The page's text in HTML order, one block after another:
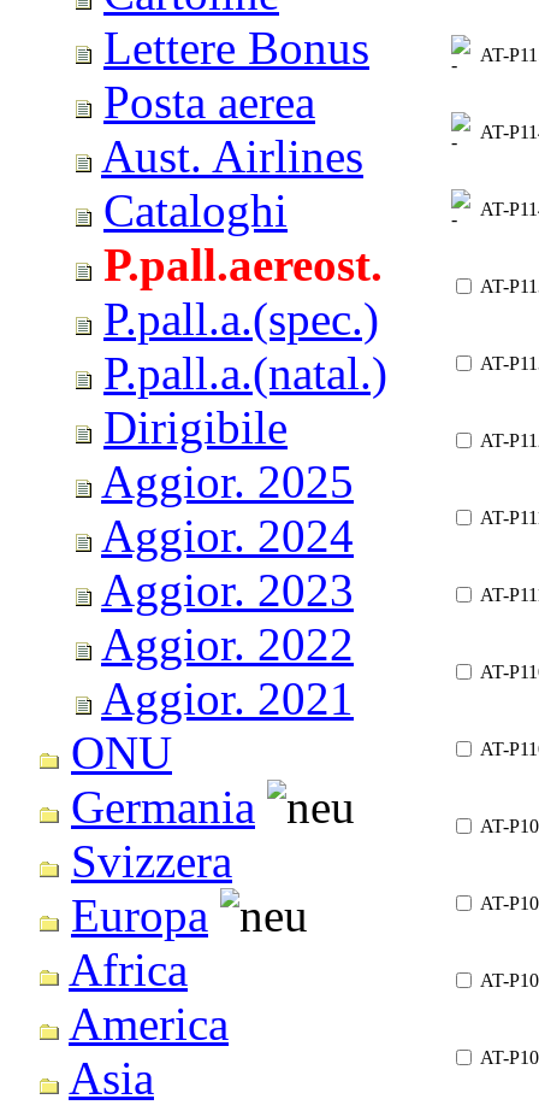
Lettere Bonus
Posta aerea
Aust. Airlines
Cataloghi
P.pall.aereost.
P.pall.a.(spec.)
P.pall.a.(natal.)
Dirigibile
Aggior. 2025
Aggior. 2024
Aggior. 2023
Aggior. 2022
Aggior. 2021
ONU
Germania
Svizzera
Europa
Africa
America
Asia
AT-
AT-
AT-
AT-
AT-
AT-
AT-
AT-
AT-
AT-
AT-
AT-
AT-
AT-